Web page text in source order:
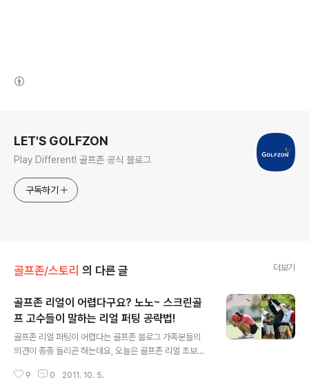
LET'S GOLFZON
Play Different! 골프존 공식 블로그
구독하기
골프존/스토리 의 다른 글 더보기
골프존 리얼이 어렵다구요? 노노~ 스크린골
프 고수들이 말하는 리얼 퍼팅 공략법!
골프존 리얼 퍼팅이 어렵다는 골프존 블로그 가족분들의
의견이 종종 들리곤 하는데요, 오늘은 골프존 리얼 초보들
+ㅁ+ 이것만 알면 나도 리얼퍼팅의 강자가 될 수 있다!! 지
9 0 2011. 10. 5.